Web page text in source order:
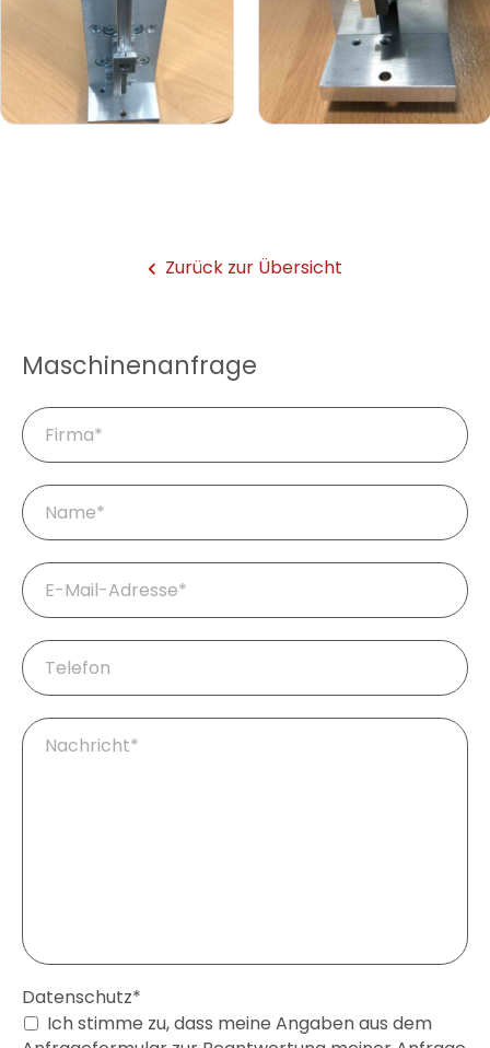
Zurück zur Übersicht
Maschinenanfrage
Firma
Pflichtfeld
Name*
Pflichtfeld
E-
Mail*
Telefon
Pflichtfeld
Ihre
Fragen
Pflichtfeld
Datenschutz*
Ich stimme zu, dass meine Angaben aus dem